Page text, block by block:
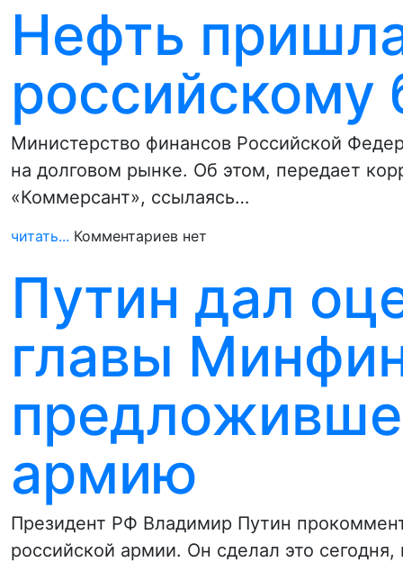
Нефть
Министерство финансов Российской
на долговом рынке. Об этом, передает
«Коммерсант», ссылаясь…
читать... Комментариев нет
Путин дал
главы
армию
Президент РФ Владимир Путин
российской армии. Он сделал это